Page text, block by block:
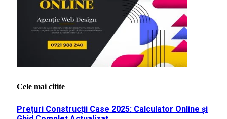
Cele mai citite
Prețuri Construcții Case 2025: Calculator Online și